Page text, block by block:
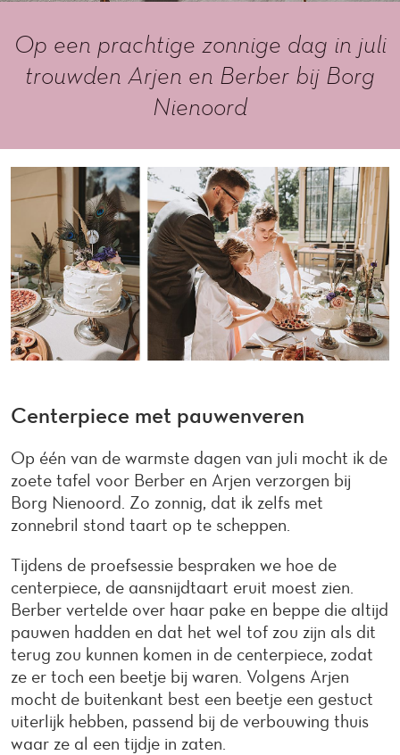
Op een prachtige zonnige dag in juli
trouwden Arjen en Berber bij Borg
Nienoord
Centerpiece met pauwenveren
Op één van de warmste dagen van juli mocht ik de
zoete tafel voor Berber en Arjen verzorgen bij
Borg Nienoord. Zo zonnig, dat ik zelfs met
zonnebril stond taart op te scheppen.
Tijdens de proefsessie bespraken we hoe de
centerpiece, de aansnijdtaart eruit moest zien.
Berber vertelde over haar pake en beppe die altijd
pauwen hadden en dat het wel tof zou zijn als dit
terug zou kunnen komen in de centerpiece, zodat
ze er toch een beetje bij waren. Volgens Arjen
mocht de buitenkant best een beetje een gestuct
uiterlijk hebben, passend bij de verbouwing thuis
waar ze al een tijdje in zaten.